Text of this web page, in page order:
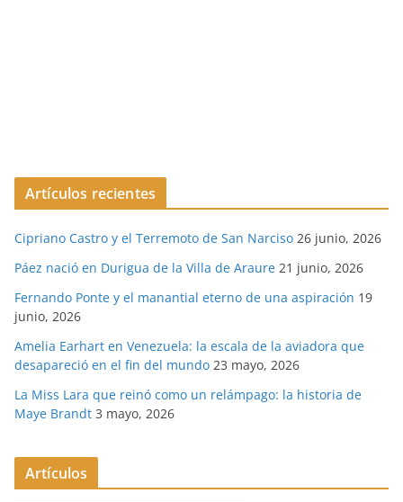
Artículos recientes
Cipriano Castro y el Terremoto de San Narciso 26 junio, 2026
Páez nació en Durigua de la Villa de Araure 21 junio, 2026
Fernando Ponte y el manantial eterno de una aspiración 19
junio, 2026
Amelia Earhart en Venezuela: la escala de la aviadora que
desapareció en el fin del mundo 23 mayo, 2026
La Miss Lara que reinó como un relámpago: la historia de
Maye Brandt 3 mayo, 2026
Artículos